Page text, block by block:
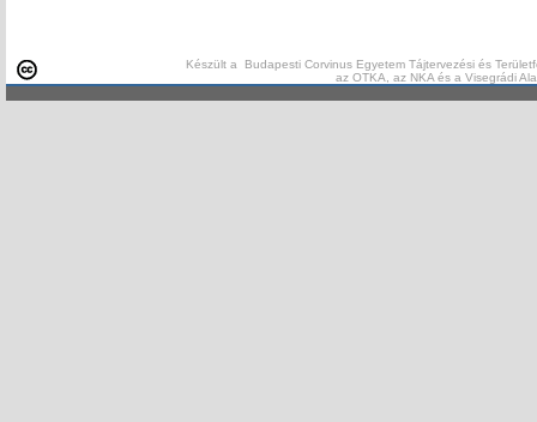
Készült a Budapesti Corvinus Egyetem Tájtervezési és
az OTKA, az NKA és a Visegrádi